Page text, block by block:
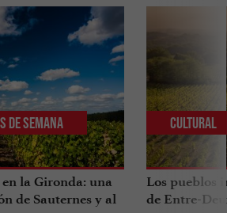
la Gironda: una
de Sauternes y al
de Semana
Los pueblos
de Entre-
Cultural